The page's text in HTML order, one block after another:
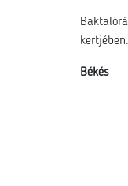
Békés